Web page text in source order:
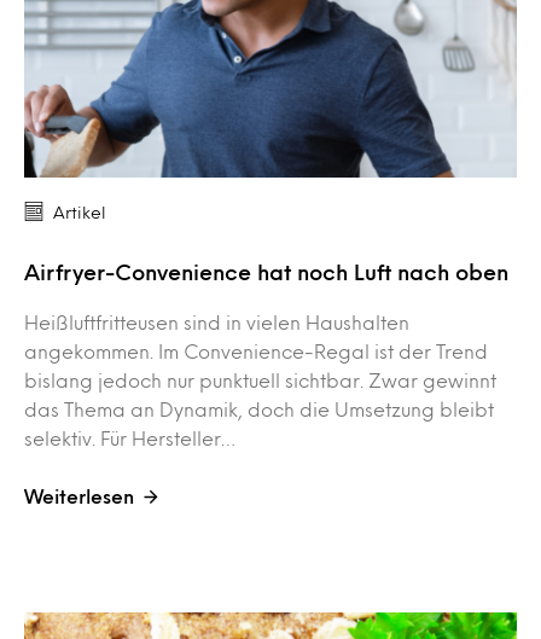
Artikel
Airfryer-Convenience hat noch Luft nach oben
Heißluftfritteusen sind in vielen Haushalten
angekommen. Im Convenience-Regal ist der Trend
bislang jedoch nur punktuell sichtbar. Zwar gewinnt
das Thema an Dynamik, doch die Umsetzung bleibt
selektiv. Für Hersteller…
Weiterlesen